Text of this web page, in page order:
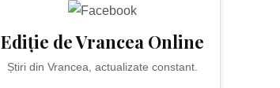
Ediție de Vrancea Online
Știri din Vrancea, actualizate constant.